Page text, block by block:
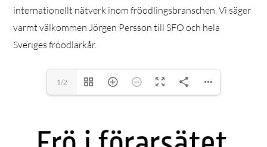
internationellt nätverk inom fröodlingsbranschen. Vi säger
varmt välkommen Jörgen Persson till SFO och hela
Sveriges fröodlarkår.
1/2